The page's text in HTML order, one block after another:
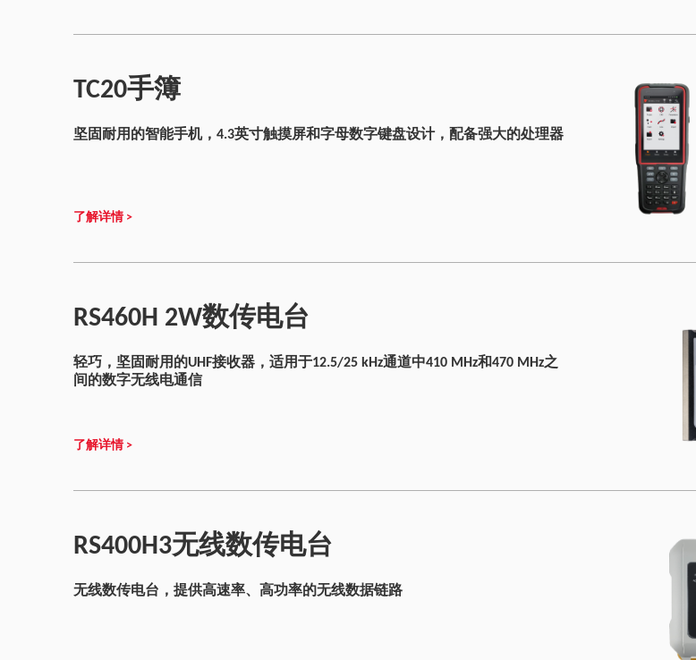
TC20手簿
坚固耐用的智能手机，4.3英寸触摸屏和字母数字键盘设计，配备强大的处理器
了解详情 >
RS460H 2W数传电台
轻巧，坚固耐用的UHF接收器，适用于12.5/25 kHz通道中410 MHz和470 MHz之
间的数字无线电通信
了解详情 >
RS400H3无线数传电台
无线数传电台，提供高速率、高功率的无线数据链路